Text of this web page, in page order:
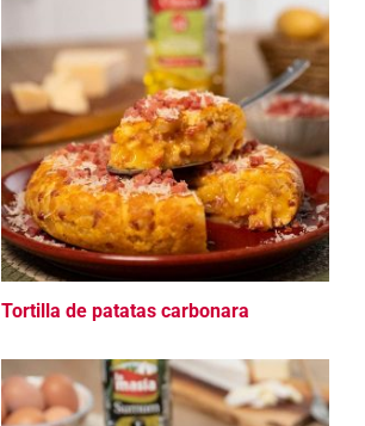
Tortilla de patatas carbonara